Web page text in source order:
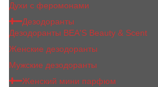
Духи с феромонами
Дезодоранты
Дезодоранты BEA'S Beauty & Scent
Женские дезодоранты
Мужские дезодоранты
Женский мини парфюм